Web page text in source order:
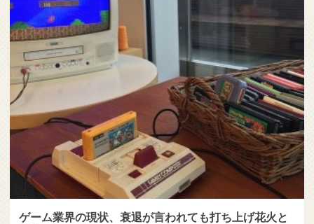
ゲーム業界の現状、衰退が言われても打ち上げ花火と